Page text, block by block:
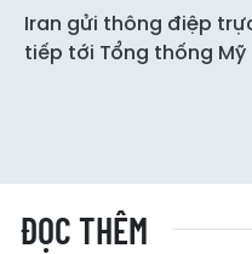
Iran gửi thông điệp
tiếp tới Tổng thống Mỹ
ĐỌC THÊM